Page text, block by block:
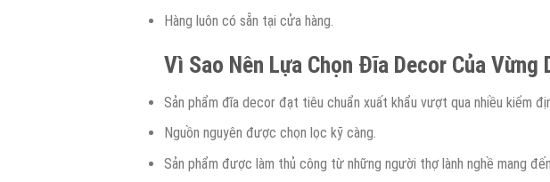
Hàng luôn có sẵn tại cửa hàng.
Vì Sao Nên Lựa Chọn Đĩa Decor Của Vừng
Sản phẩm đĩa decor đạt tiêu chuẩn xuất khẩu vượt qua nhiều kiểm
Nguồn nguyên được chọn lọc kỹ càng.
Sản phẩm được làm thủ công từ những người thợ lành nghề mang